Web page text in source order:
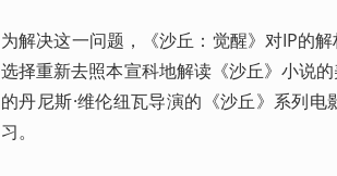
为解决这一问题，《沙丘：觉醒》对IP的
选择重新去照本宣科地解读《沙丘》小说
的丹尼斯·维伦纽瓦导演的《沙丘》系列
习。